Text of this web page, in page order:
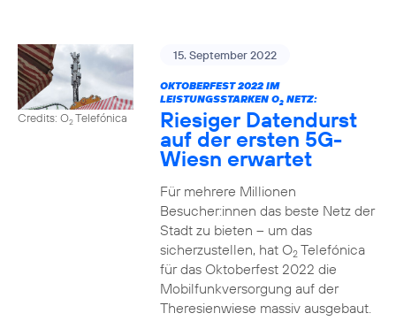
Credits: O2Telefónica
15. September 2022
OKTOBERFEST 2022 IM
LEISTUNGSSTARKEN O2NETZ:
Riesiger Datendurst
auf der ersten 5G-
Wiesn erwartet
Für mehrere Millionen
Besucher:innen das beste Netz der
Stadt zu bieten – um das
sicherzustellen, hat O2Telefónica
für das Oktoberfest 2022 die
Mobilfunkversorgung auf der
Theresienwiese massiv ausgebaut.